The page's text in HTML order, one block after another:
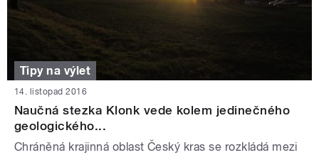
Tipy na výlet
14. listopad 2016
Naučná stezka Klonk vede kolem jedinečného
geologického...
Chráněná krajinná oblast Český kras se rozkládá mezi